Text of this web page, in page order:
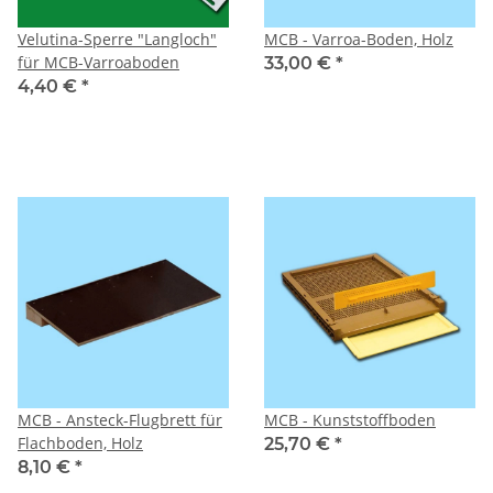
Velutina-Sperre "Langloch"
für MCB-Varroaboden
4,40 € *
MCB - Varroa-Boden, Holz
33,00 € *
MCB - Ansteck-Flugbrett für
Flachboden, Holz
8,10 € *
MCB - Kunststoffboden
25,70 € *